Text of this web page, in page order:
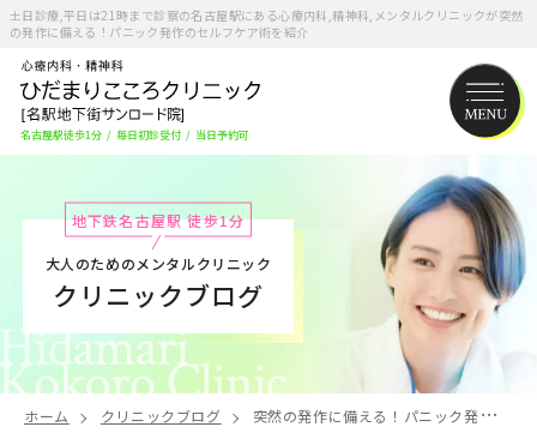
土日診療,平日は21時まで診察の名古屋駅にある心療内科,精神科,メンタルクリニックが突然
の発作に備える！パニック発作のセルフケア術を紹介
名古屋駅徒歩1分 / 毎日初診受付 / 当日予約可
地下鉄名古屋駅 徒歩1分
大人のためのメンタルクリニック
クリニックブログ
ホーム クリニックブログ 突然の発作に備える！パニック発作のセルフケア術